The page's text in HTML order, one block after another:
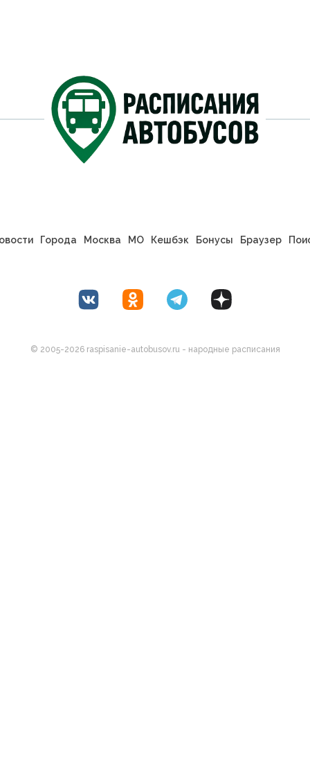
Города Москва МО Кешбэк Бонусы Браузер
© 2005-2026 raspisanie-autobusov.ru - народные расписания